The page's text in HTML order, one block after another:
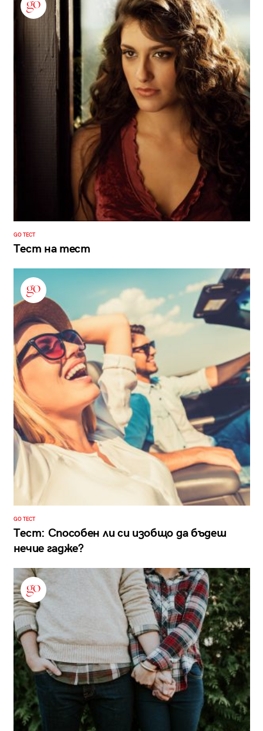
GO ТЕСТ
Тест на тест
GO ТЕСТ
Тест: Способен ли си изобщо да бъдеш
нечие гадже?